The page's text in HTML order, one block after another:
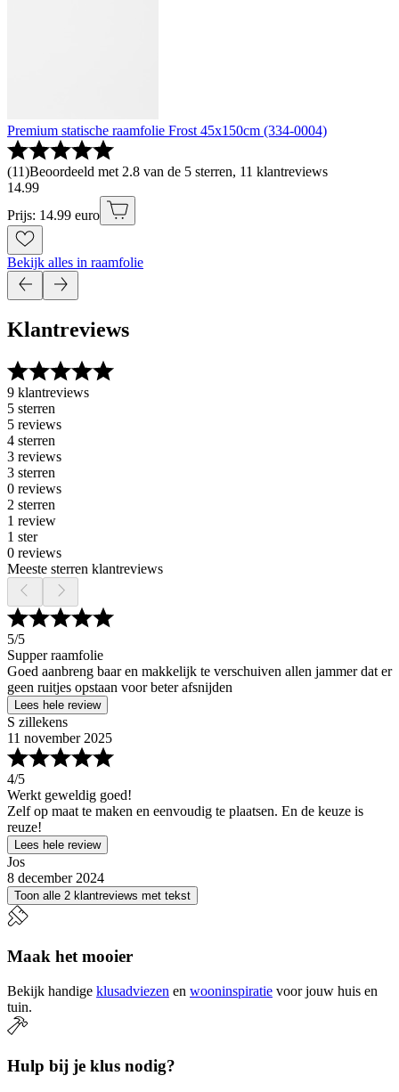
Premium statische raamfolie Frost 45x150cm (334-0004)
(11)Beoordeeld met 2.8 van de 5 sterren, 11 klantreviews
14.99
Prijs: 14.99 euro
Bekijk alles in raamfolie
Klantreviews
9 klantreviews
5 sterren
5 reviews
4 sterren
3 reviews
3 sterren
0 reviews
2 sterren
1 review
1 ster
0 reviews
Meeste sterren klantreviews
5/5
Supper raamfolie
Goed aanbreng baar en makkelijk te verschuiven allen jammer dat er
geen ruitjes opstaan voor beter afsnijden
Lees hele review
S zillekens
11 november 2025
4/5
Werkt geweldig goed!
Zelf op maat te maken en eenvoudig te plaatsen. En de keuze is
reuze!
Lees hele review
Jos
8 december 2024
Toon alle 2 klantreviews met tekst
Maak het mooier
Bekijk handige klusadviezen en wooninspiratie voor jouw huis en
tuin.
Hulp bij je klus nodig?